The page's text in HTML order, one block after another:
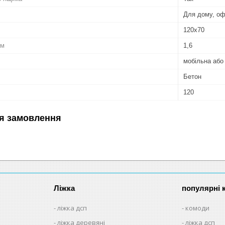
Для дому,
120х70
1,6
мобільна або
Бетон
120
замовлення
Ліжка
ліжка дсп
ліжка деревяні
популярні
комоди
ліжка дсп